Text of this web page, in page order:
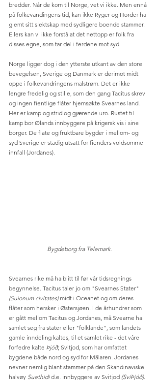
bredder. Når de kom til Norge, vet vi ikke. Men ennå
på folkevandingens tid, kan ikke Ryger og Horder ha
glemt sitt slektskap med sydligere boende stammer.
Ellers kan vi ikke forstå at det nettopp er folk fra
disses egne, som tar del i ferdene mot syd.
Norge ligger dog i den ytterste utkant av den store
bevegelsen, Sverige og Danmark er derimot midt
oppe i folkevandringens malstrøm. Det er ikke
lengre fredelig og stille, som den gang Tacitus skrev
og ingen fientlige flåter hjemsøkte Svearnes land.
Her er kamp og strid og gjærende uro. Rustet til
kamp bor Ølands innbyggere på krigersk vis i sine
borger. De flate og fruktbare bygder i mellom- og
syd Sverige er stadig utsatt for fienders voldsomme
innfall (Jordanes).
Bygdeborg fra Telemark.
Svearnes rike må ha blitt til før vår tidsregnings
begynnelse. Tacitus taler jo om "Svearnes Stater"
(Suionum civitates) midt i Oceanet og om deres
flåter som hersker i Østersjøen. I de århundrer som
er gått mellom Tacitus og Jordanes, må Svearne ha
samlet seg fra stater eller "folklande", som landets
gamle inndeling kaltes, til et samlet rike - det våre
forfedre kalte Þjóð; Svitjod, som har omfattet
bygdene både nord og syd for Mälaren. Jordanes
nevner nemlig blant stammer på den Skandinaviske
halvøy Suethidi d.e. innbyggere av Svitjod (SvíÞjóð).